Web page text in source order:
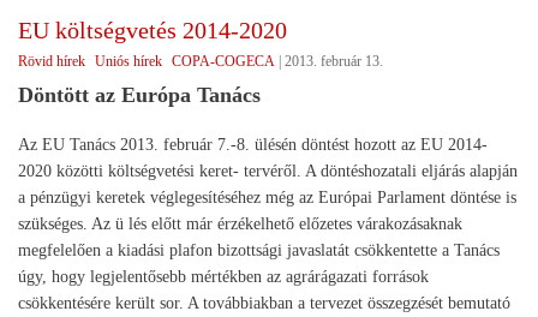
EU költségvetés 2014-2020
Rövid hírek Uniós hírek COPA-COGECA | 2013. február 13.
Döntött az Európa Tanács
Az EU Tanács 2013. február 7.-8. ülésén döntést hozott az EU 2014-
2020 közötti költségvetési keret- tervéről. A döntéshozatali eljárás alapján
a pénzügyi keretek véglegesítéséhez még az Európai Parlament döntése is
szükséges. Az ü lés előtt már érzékelhető előzetes várakozásaknak
megfelelően a kiadási plafon bizottsági javaslatát csökkentette a Tanács
úgy, hogy legjelentősebb mértékben az agrárágazati források
csökkentésére került sor. A továbbiakban a tervezet összegzését bemutató